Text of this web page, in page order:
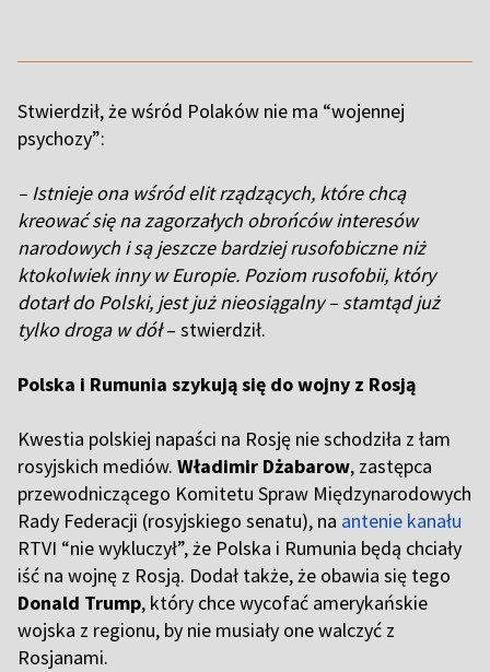
Stwierdził, że wśród Polaków nie ma “wojennej
psychozy”:
– Istnieje ona wśród elit rządzących, które chcą
kreować się na zagorzałych obrońców interesów
narodowych i są jeszcze bardziej rusofobiczne niż
ktokolwiek inny w Europie. Poziom rusofobii, który
dotarł do Polski, jest już nieosiągalny – stamtąd już
tylko droga w dół– stwierdził.
Polska i Rumunia szykują się do wojny z Rosją
Kwestia polskiej napaści na Rosję nie schodziła z łam
rosyjskich mediów. Władimir Dżabarow, zastępca
przewodniczącego Komitetu Spraw Międzynarodowych
Rady Federacji (rosyjskiego senatu), na antenie kanału
RTVI “nie wykluczył”, że Polska i Rumunia będą chciały
iść na wojnę z Rosją. Dodał także, że obawia się tego
Donald Trump, który chce wycofać amerykańskie
wojska z regionu, by nie musiały one walczyć z
Rosjanami.